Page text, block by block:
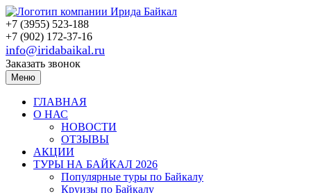
+7 (3955) 523-188
+7 (902) 172-37-16
info@iridabaikal.ru
Заказать звонок
Меню
ГЛАВНАЯ
О НАС
НОВОСТИ
ОТЗЫВЫ
АКЦИИ
ТУРЫ НА БАЙКАЛ 2026
Популярные туры по Байкалу
Круизы по Байкалу